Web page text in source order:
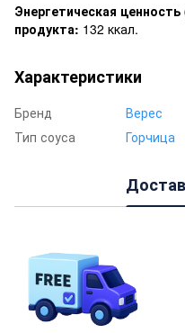
Энергетическая
продукта: 132 ккал.
Характеристики
Бренд
Верес
Тип соуса
Горчица